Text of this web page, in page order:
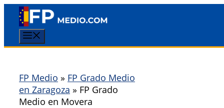
Saltar
contenido
FP Medio » FP Grado Medio
en Zaragoza » FP Grado
Medio en Movera